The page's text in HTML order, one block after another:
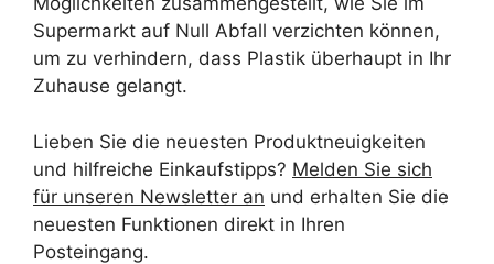
Supermarkt auf Null Abfall verzichten können,
um zu verhindern, dass Plastik überhaupt in Ihr
Zuhause gelangt.
Lieben Sie die neuesten Produktneuigkeiten
und hilfreiche Einkaufstipps? Melden Sie sich
für unseren Newsletter an und erhalten Sie die
neuesten Funktionen direkt in Ihren
Posteingang.